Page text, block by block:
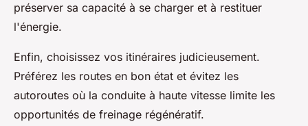
préserver sa capacité à se charger et à restituer
l'énergie.
Enfin, choisissez vos itinéraires judicieusement.
Préférez les routes en bon état et évitez les
autoroutes où la conduite à haute vitesse limite les
opportunités de freinage régénératif.